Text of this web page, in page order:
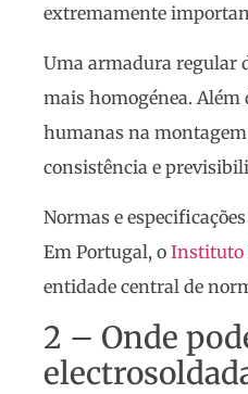
extremamente
Uma armadura regular
mais homogénea. Além
humanas na
consistência e
Normas e
Em Portugal, o Instituto
entidade central de
2 – Onde